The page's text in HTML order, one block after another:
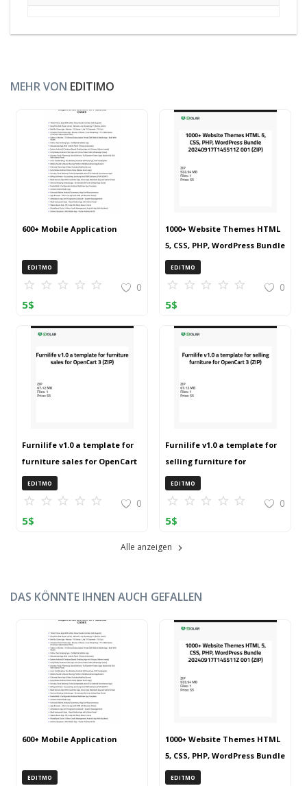
MEHR VON EDITIMO
600+ Mobile Application
EDITMO
0
5$
1000+ Website Themes HTML
5, CSS, PHP, WordPress Bundle
20240917T145511Z 001 (ZIP)
EDITMO
0
5$
Furnilife v1.0 a template for
furniture sales for OpenCart
3 (ZIP)
EDITMO
0
5$
Furnilife v1.0 a template for
selling furniture for
OpenCart 3 (ZIP)
EDITMO
0
5$
Alle anzeigen
DAS KÖNNTE IHNEN AUCH GEFALLEN
600+ Mobile Application
EDITMO
1000+ Website Themes HTML
5, CSS, PHP, WordPress Bundle
20240917T145511Z 001 (ZIP)
EDITMO